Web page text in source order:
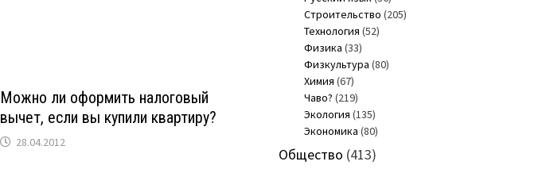
Можно ли оформить налоговый
вычет, если вы купили квартиру?
28.04.2012
Строительство (205)
Технология (52)
Физика (33)
Физкультура (80)
Химия (67)
Чаво? (219)
Экология (135)
Экономика (80)
Общество (413)